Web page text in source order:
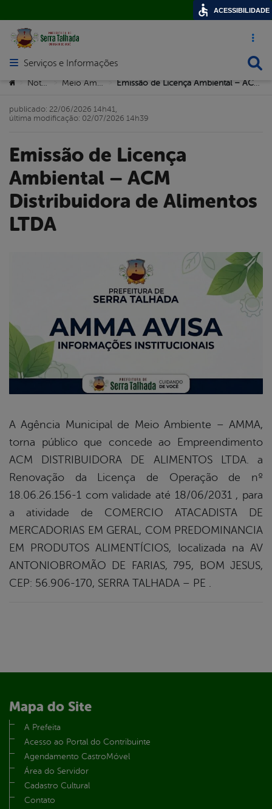
Acesso
Abrir menu principal de navegação
Serviços e Informações
Você está aqui:
> > >
Emissão de Licença
Ambiental – ACM
Distribuidora de Alimentos
LTDA
publicado: 22/06/2026 14h41,
última modificação: 02/07/2026 14h39
A Agência Municipal de Meio Ambiente – AMMA,
torna público que concede ao Empreendimento
ACM DISTRIBUIDORA DE ALIMENTOS LTDA. a
Renovação da Licença de Operação de nº
18.06.26.156-1 com validade até 18/06/2031 , para
a atividade de COMERCIO ATACADISTA DE
MERCADORIAS EM GERAL, COM PREDOMINANCIA
EM PRODUTOS ALIMENTÍCIOS, localizada na AV
ANTONIOBROMÃO DE FARIAS, 795, BOM JESUS,
CEP: 56.906-170, SERRA TALHADA – PE .
Mapa do Site
A Prefeita
Acesso ao Portal do Contribuinte
Agendamento CastroMóvel
Área do Servidor
Cadastro Cultural
Contato
ACESSIBILIDADE